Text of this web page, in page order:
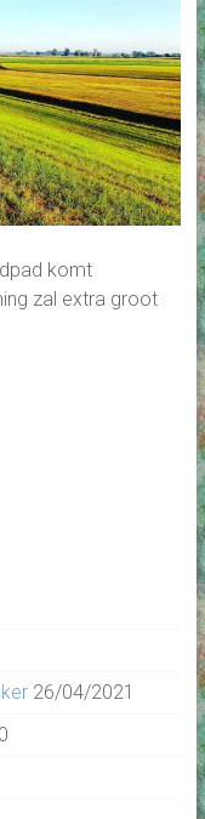
komt
zal extra groot
26/04/2021